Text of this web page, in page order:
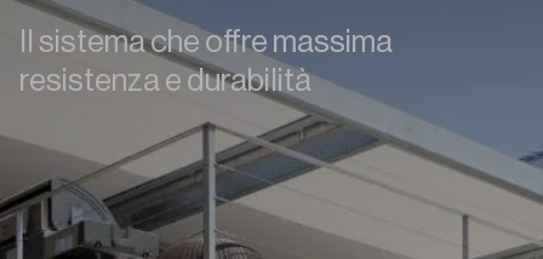
Il sistema che offre massima
resistenza e durabilità